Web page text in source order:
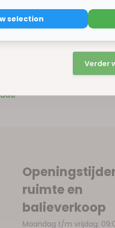
LED strip connector
ruimte en
balieverkoop
Maandag t/m vrijdag:
Verder
selection